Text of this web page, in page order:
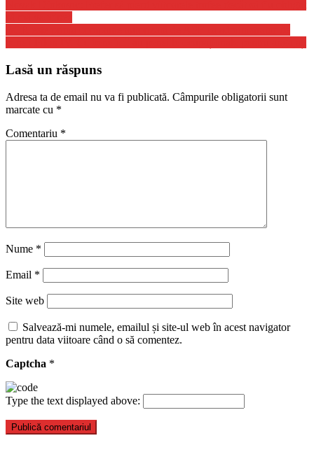
Lasă un răspuns
Adresa ta de email nu va fi publicată. Câmpurile obligatorii sunt
marcate cu *
Comentariu *
Nume *
Email *
Site web
Salvează-mi numele, emailul și site-ul web în acest navigator
pentru data viitoare când o să comentez.
Captcha *
Type the text displayed above: